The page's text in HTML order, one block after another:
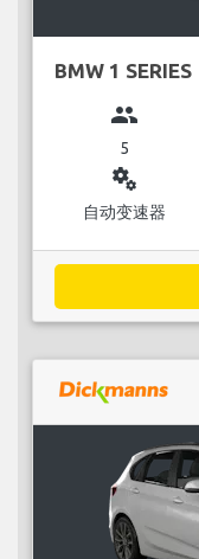
BMW 1 SERIES
group
5
miscellaneous_services
自动变速器